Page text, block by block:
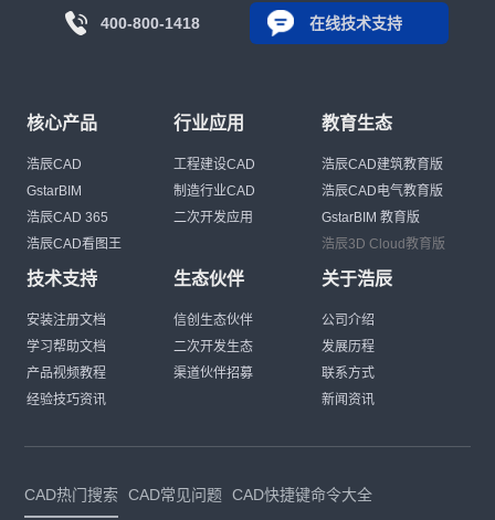
400-800-1418 在线技术支持
核心产品
浩辰CAD
GstarBIM
浩辰CAD 365
浩辰CAD看图王
行业应用
工程建设CAD
制造行业CAD
二次开发应用
教育生态
浩辰CAD建筑教育版
浩辰CAD电气教育版
GstarBIM 教育版
浩辰3D Cloud教育版
技术支持
安装注册文档
学习帮助文档
产品视频教程
经验技巧资讯
生态伙伴
信创生态伙伴
二次开发生态
渠道伙伴招募
关于浩辰
公司介绍
发展历程
联系方式
新闻资讯
CAD热门搜索 CAD常见问题 CAD快捷键命令大全